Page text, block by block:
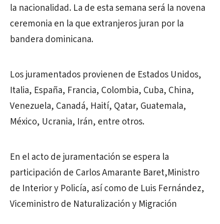
la nacionalidad. La de esta semana será la novena
ceremonia en la que extranjeros juran por la
bandera dominicana.
Los juramentados provienen de Estados Unidos,
Italia, España, Francia, Colombia, Cuba, China,
Venezuela, Canadá, Haití, Qatar, Guatemala,
México, Ucrania, Irán, entre otros.
En el acto de juramentación se espera la
participación de Carlos Amarante Baret,Ministro
de Interior y Policía, así como de Luis Fernández,
Viceministro de Naturalización y Migración